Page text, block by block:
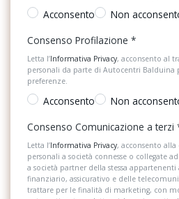
Acconsento
Non
Consenso Profilazione *
Letta l’Informativa Privacy, acconsento al
personali da parte di Autocentri Balduina
preferenze.
Acconsento
Non
Consenso Comunicazione a terzi
Letta l’Informativa Privacy, acconsento
personali a società connesse o collegate
a società partner della stessa
finanziario, assicurativo e delle
trattare per le finalità di marketing, con